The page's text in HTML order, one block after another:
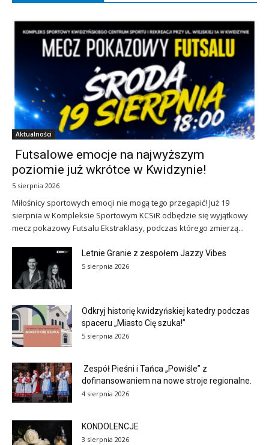
Aktualności
Futsalowe emocje na najwyższym
poziomie już wkrótce w Kwidzynie!
5 sierpnia 2026
Miłośnicy sportowych emocji nie mogą tego przegapić! Już 19
sierpnia w Kompleksie Sportowym KCSiR odbędzie się wyjątkowy
mecz pokazowy Futsalu Ekstraklasy, podczas którego zmierzą...
Letnie Granie z zespołem Jazzy Vibes
5 sierpnia 2026
Odkryj historię kwidzyńskiej katedry podczas
spaceru „Miasto Cię szuka!”
5 sierpnia 2026
Zespół Pieśni i Tańca „Powiśle” z
dofinansowaniem na nowe stroje regionalne.
4 sierpnia 2026
KONDOLENCJE
3 sierpnia 2026